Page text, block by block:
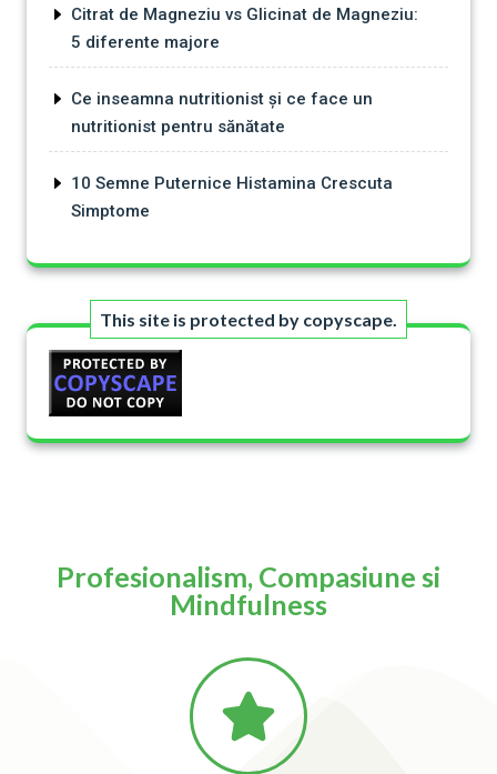
Citrat de Magneziu vs Glicinat de Magneziu:
5 diferente majore
Ce inseamna nutritionist și ce face un
nutritionist pentru sănătate
10 Semne Puternice Histamina Crescuta
Simptome
This site is protected by copyscape.
Profesionalism, Compasiune si
Mindfulness